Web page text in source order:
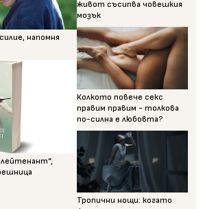
напомня
живот съсипва човешкия
мозък
Колкото повече секс
правим правим - толкова
по-силна е любовта?
Тропични нощи: когато